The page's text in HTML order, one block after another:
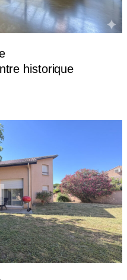
historique